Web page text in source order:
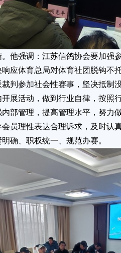
他强调：江苏信鸽协会要加强
应体育总局对体育社团脱钩不
判参加社会性赛事，坚决抵制
展活动，做到行业自律，按照
部管理，提高管理水平，努力
员理性表达合理诉求，及时认
确、职权统一、规范办赛。